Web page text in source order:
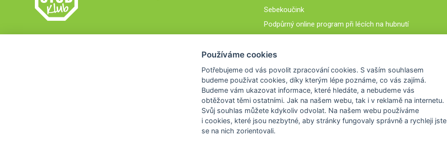
Sebekoučink
Podpůrný online program při lécích na hubnutí
Používáme cookies
Potřebujeme od vás povolit zpracování cookies. S vaším souhlasem
budeme používat cookies, díky kterým lépe poznáme, co vás zajímá.
Budeme vám ukazovat informace, které hledáte, a nebudeme vás
obtěžovat těmi ostatními. Jak na našem webu, tak i v reklamě na internetu.
Svůj souhlas můžete kdykoliv odvolat. Na našem webu používáme
i cookies, které jsou nezbytné, aby stránky fungovaly správně a rychleji jste
se na nich zorientovali.